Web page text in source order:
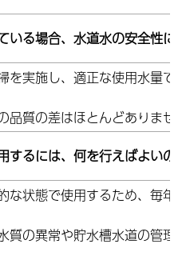
いる場合、水道水の安全性に
を実施し、適正な使用水量で
品質の差はほとんどありませ
するには、何を行えばよいの
な状態で使用するため、毎年
質の異常や貯水槽水道の管理